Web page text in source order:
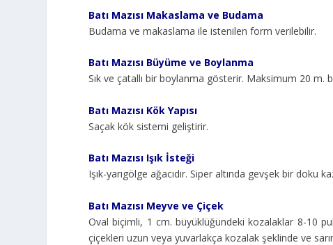
Batı Mazısı Makaslama ve Budama
Budama ve makaslama ile istenilen form verilebilir.
Batı Mazısı Büyüme ve Boylanma
Sık ve çatallı bir boylanma gösterir. Maksimum 20 m.
Batı Mazısı Kök Yapısı
Saçak kök sistemi geliştirir.
Batı Mazısı Işık İsteği
Işık-yarıgölge ağacıdır. Siper altında gevşek bir doku
Batı Mazısı Meyve ve Çiçek
Oval biçimli, 1 cm. büyüklüğündeki kozalaklar 8-10
çiçekleri uzun veya yuvarlakça kozalak şeklinde ve